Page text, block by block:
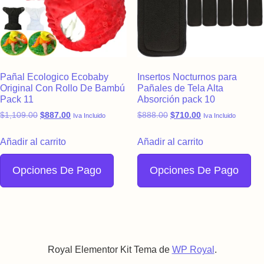
Pañal Ecologico Ecobaby
Original Con Rollo De Bambú
Pack 11
$1,109.00 Original price was: $1,109.00.
$887.00Current price is: $887.00.
Iva Incluido
Añadir al carrito
Opciones De Pago
Insertos Nocturnos para
Pañales de Tela Alta
Absorción pack 10
$888.00 Original price was:
$710.00Current price is:
Iva Incluido
Añadir al carrito
Opciones De Pago
Royal Elementor Kit Tema de WP Royal .